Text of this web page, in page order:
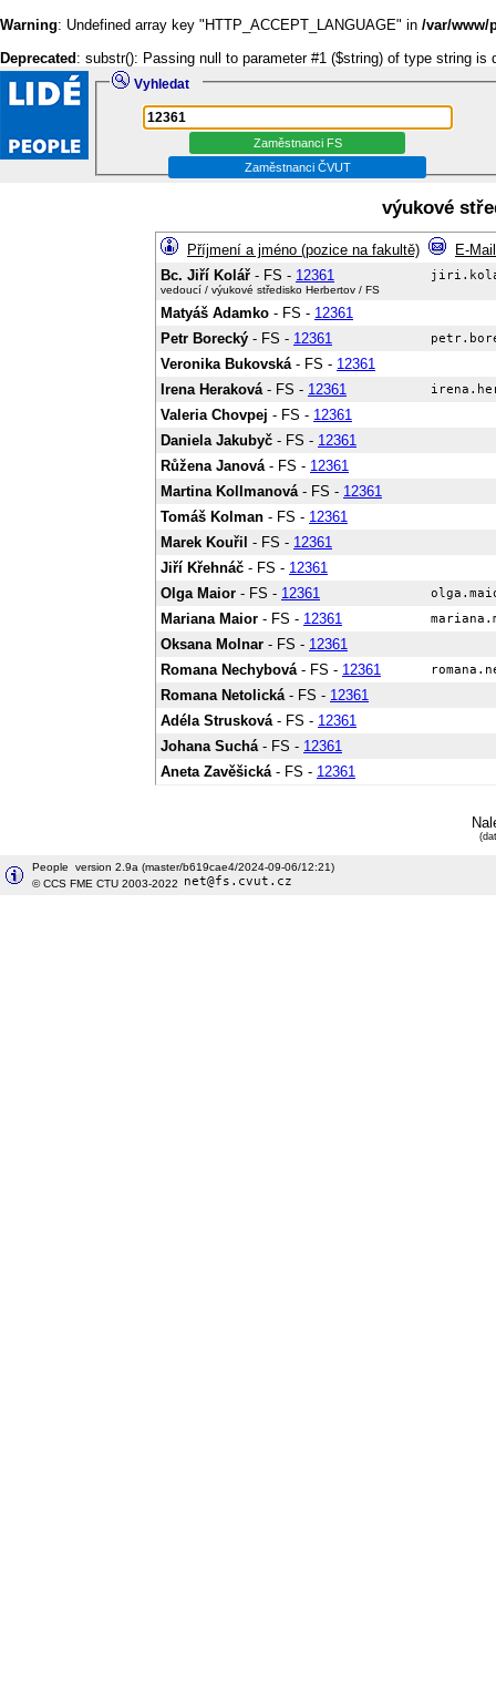
Warning: Undefined array key "HTTP_ACCEPT_LANGUAGE" in /var/www/
Deprecated : substr(): Passing null to parameter #1 ($string) of type string is
Vyhledat
výukové
Příjmení a jméno (pozice na fakultě)
E-Mail
Bc. Jiří Kolář - FS - 12361
vedoucí / výukové středisko Herbertov / FS
Matyáš Adamko - FS - 12361
Petr Borecký - FS - 12361
Veronika Bukovská- FS - 12361
Irena Heraková- FS - 12361
Valeria Chovpej - FS - 12361
Daniela Jakubyč - FS - 12361
Růžena Janová- FS - 12361
Martina Kollmanová- FS - 12361
Tomáš Kolman - FS - 12361
Marek Kouřil - FS - 12361
Jiří Křehnáč - FS - 12361
Olga Maior - FS - 12361
Mariana Maior - FS - 12361
Oksana Molnar - FS - 12361
Romana Nechybová- FS - 12361
Romana Netolická- FS - 12361
Adéla Strusková- FS - 12361
Johana Suchá- FS - 12361
Aneta Zavěšická- FS - 12361
People version 2.9a (master/b619cae4/2024-09-06/12:21)
© CCS FME CTU 2003-2022